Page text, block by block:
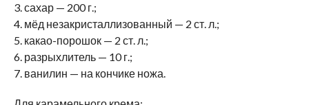
3. сахар — 200 г.;
4. мёд незакристаллизованный — 2 ст. л.;
5. какао-порошок — 2 ст. л.;
6. разрыхлитель — 10 г.;
7. ванилин — на кончике ножа.